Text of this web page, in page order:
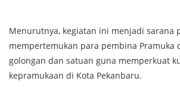
Menurutnya, kegiatan ini menjadi sarana
mempertemukan para pembina Pramuka
golongan dan satuan guna memperkuat
kepramukaan di Kota Pekanbaru.